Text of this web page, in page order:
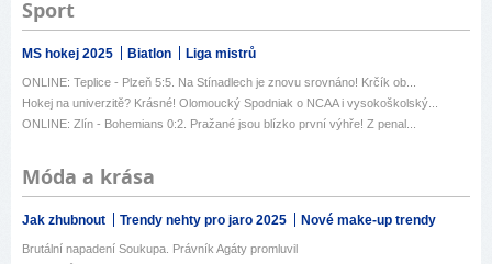
Sport
MS hokej 2025 Biatlon Liga mistrů
ONLINE: Teplice - Plzeň 5:5. Na Stínadlech je znovu srovnáno! Krčík ob...
Hokej na univerzitě? Krásné! Olomoucký Spodniak o NCAA i vysokoškolský...
ONLINE: Zlín - Bohemians 0:2. Pražané jsou blízko první výhře! Z penal...
Móda a krása
Jak zhubnout Trendy nehty pro jaro 2025 Nové make-up trendy
Brutální napadení Soukupa. Právník Agáty promluvil